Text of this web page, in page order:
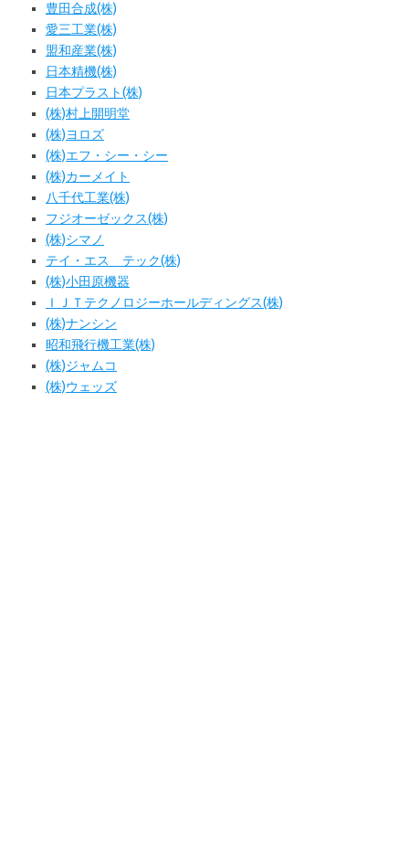
豊田合成(株)
愛三工業(株)
盟和産業(株)
日本精機(株)
日本プラスト(株)
(株)村上開明堂
(株)ヨロズ
(株)エフ・シー・シー
(株)カーメイト
八千代工業(株)
フジオーゼックス(株)
(株)シマノ
テイ・エス テック(株)
(株)小田原機器
ＩＪＴテクノロジーホールディングス(株)
(株)ナンシン
昭和飛行機工業(株)
(株)ジャムコ
(株)ウェッズ